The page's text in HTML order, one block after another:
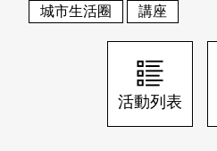
刊物索取地點
刊登活動
日本語
城市生活圈
講座
活動列表